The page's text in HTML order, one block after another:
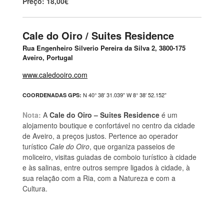
Cale do Oiro / Suites Residence
Rua Engenheiro Silverio Pereira da Silva 2, 3800-175
Aveiro, Portugal
www.caledooiro.com
COORDENADAS GPS: N 40° 38′ 31.039” W 8° 38′ 52.152”
Nota: A Cale do Oiro – Suites Residence é um
alojamento boutique e confortável no centro da cidade
de Aveiro, a preços justos. Pertence ao operador
turístico Cale do Oiro, que organiza passeios de
moliceiro, visitas guiadas de comboio turístico à cidade
e às salinas, entre outros sempre ligados à cidade, à
sua relação com a Ria, com a Natureza e com a
Cultura.